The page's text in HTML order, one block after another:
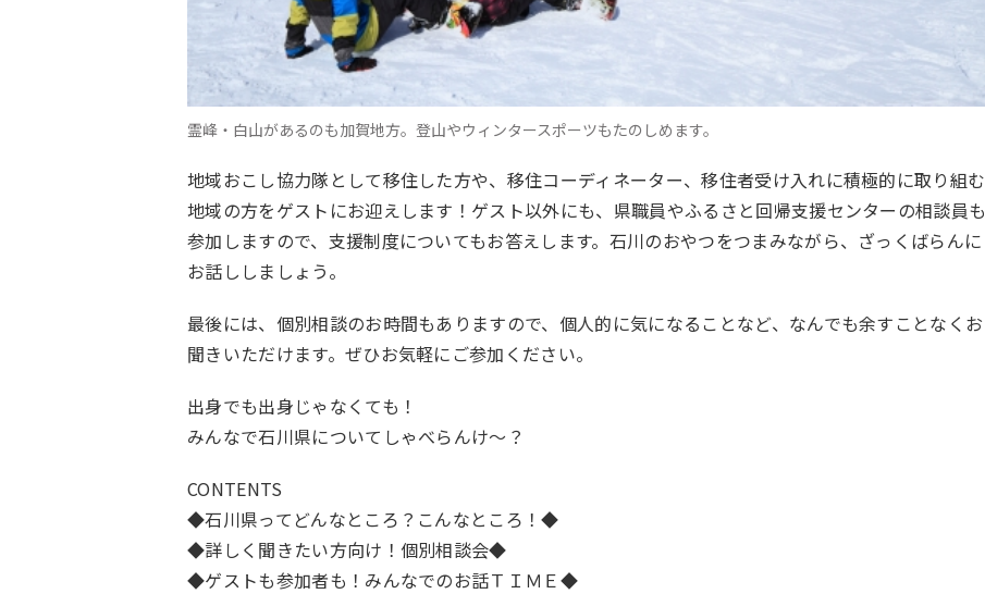
霊峰・白山があるのも加賀地方。登山やウィンタースポーツもたのしめます。
地域おこし協力隊として移住した方や、移住コーディネーター、移住者受け入れに積極的に取り組む
地域の方をゲストにお迎えします！ゲスト以外にも、県職員やふるさと回帰支援センターの相談員も
参加しますので、支援制度についてもお答えします。石川のおやつをつまみながら、ざっくばらんに
お話ししましょう。
最後には、個別相談のお時間もありますので、個人的に気になることなど、なんでも余すことなくお
聞きいただけます。ぜひお気軽にご参加ください。
出身でも出身じゃなくても！
みんなで石川県についてしゃべらんけ～？
CONTENTS
◆石川県ってどんなところ？こんなところ！◆
◆詳しく聞きたい方向け！個別相談会◆
◆ゲストも参加者も！みんなでのお話ＴＩＭＥ◆